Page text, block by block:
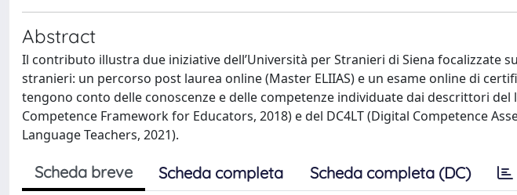
Abstract
Il contributo illustra due iniziative dell’Università per Stranieri di Siena focalizzate
stranieri: un percorso post laurea online (Master ELIIAS) e un esame online di
tengono conto delle conoscenze e delle competenze individuate dai descrittori del
Competence Framework for Educators, 2018) e del DC4LT (Digital Competence
Language Teachers, 2021).
Scheda breve Scheda completa Scheda completa (DC)